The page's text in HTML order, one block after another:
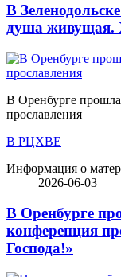
В
душа живущая.
В Оренбурге прошла
прославления
В РЦХВЕ
Информация о
2026-06-03
В Оренбурге
конференция
Господа!»